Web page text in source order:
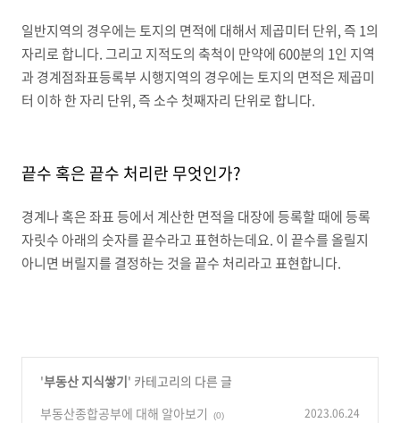
일반지역의 경우에는 토지의 면적에 대해서 제곱미터 단위, 즉 1의
자리로 합니다. 그리고 지적도의 축척이 만약에 600분의 1인 지역
과 경계점좌표등록부 시행지역의 경우에는 토지의 면적은 제곱미
터 이하 한 자리 단위, 즉 소수 첫째자리 단위로 합니다.
끝수 혹은 끝수 처리란 무엇인가?
경계나 혹은 좌표 등에서 계산한 면적을 대장에 등록할 때에 등록
자릿수 아래의 숫자를 끝수라고 표현하는데요. 이 끝수를 올릴지
아니면 버릴지를 결정하는 것을 끝수 처리라고 표현합니다.
'부동산 지식쌓기' 카테고리의 다른 글
부동산종합공부에 대해 알아보기
(0) 2023.06.24